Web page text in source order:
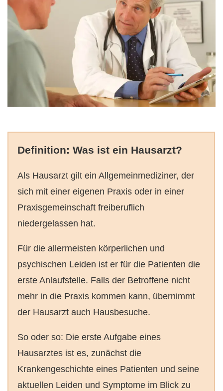
Definition: Was ist ein Hausarzt?
Als Hausarzt gilt ein Allgemeinmediziner, der
sich mit einer eigenen Praxis oder in einer
Praxisgemeinschaft freiberuflich
niedergelassen hat.
Für die allermeisten körperlichen und
psychischen Leiden ist er für die Patienten die
erste Anlaufstelle. Falls der Betroffene nicht
mehr in die Praxis kommen kann, übernimmt
der Hausarzt auch Hausbesuche.
So oder so: Die erste Aufgabe eines
Hausarztes ist es, zunächst die
Krankengeschichte eines Patienten und seine
aktuellen Leiden und Symptome im Blick zu